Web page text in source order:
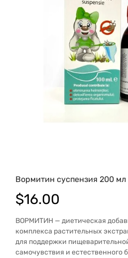
Вормитин суспензия 200 мл
$16.00
ВОРМИТИН — диетическая
комплекса растительных
для поддержки
самочувствия и естественного